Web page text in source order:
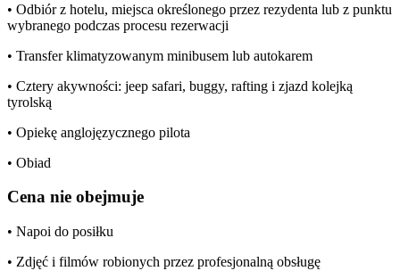
• Odbiór z hotelu, miejsca określonego przez rezydenta lub z punktu
wybranego podczas procesu rezerwacji
• Transfer klimatyzowanym minibusem lub autokarem
• Cztery akywności: jeep safari, buggy, rafting i zjazd kolejką
tyrolską
• Opiekę anglojęzycznego pilota
• Obiad
Cena nie obejmuje
• Napoi do posiłku
• Zdjęć i filmów robionych przez profesjonalną obsługę